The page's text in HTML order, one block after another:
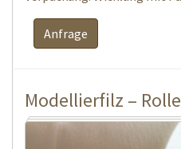
Anfrage
Modellierfilz – Rolle